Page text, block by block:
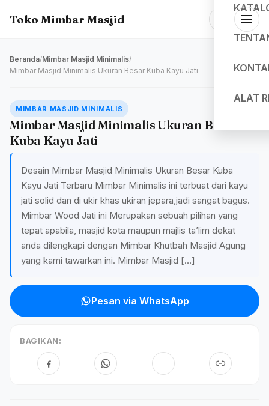
Toko Mimbar Masjid
ALAT
Beranda/Mimbar Masjid Minimalis/
Mimbar Masjid Minimalis Ukuran Besar Kuba Kayu Jati
MIMBAR MASJID MINIMALIS
Mimbar Masjid Minimalis Ukuran Besar
Kuba Kayu Jati
Desain Mimbar Masjid Minimalis Ukuran Besar Kuba
Kayu Jati Terbaru Mimbar Minimalis ini terbuat dari kayu
jati solid dan di ukir khas ukiran jepara,jadi sangat bagus.
Mimbar Wood Jati ini Merupakan sebuah pilihan yang
tepat apabila, masjid kota maupun majlis ta’lim dekat
anda dilengkapi dengan Mimbar Khutbah Masjid Agung
yang kami tawarkan ini. Mimbar Masjid […]
Pesan via WhatsApp
BAGIKAN: